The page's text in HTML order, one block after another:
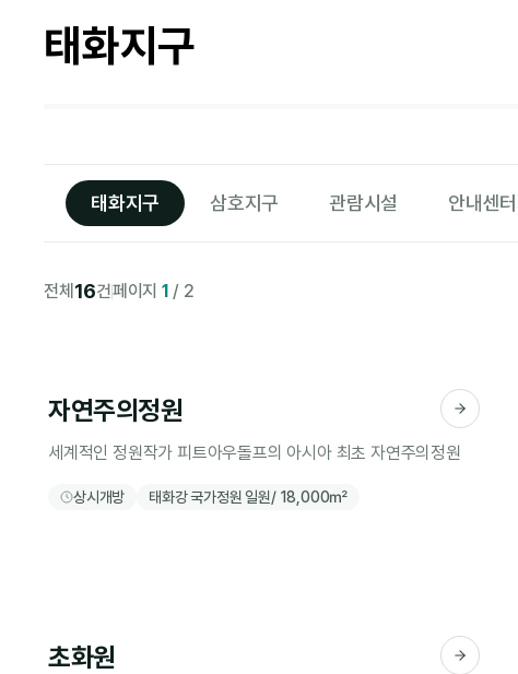
태화지구
태화지구 삼호지구 관람시설 안내센터
전체 16건페이지 1 / 2
자연주의정원
세계적인 정원작가 피트아우돌프의 아시아 최초 자연주의정원
상시개방 태화강 국가정원 일원/ 18,000㎡
초화원